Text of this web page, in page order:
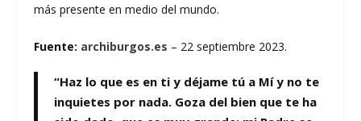
más presente en medio del mundo.
Fuente: archiburgos.es – 22 septiembre 2023.
“Haz lo que es en ti y déjame tú a Mí y no te
inquietes por nada. Goza del bien que te ha